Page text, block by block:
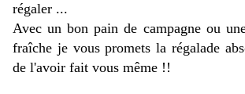
régaler ...
Avec un bon pain de campagne ou
fraîche je vous promets la régalade
de l'avoir fait vous même !!